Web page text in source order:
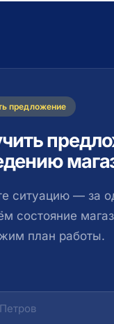
предложение
ситуацию — за
состояние
план работы.